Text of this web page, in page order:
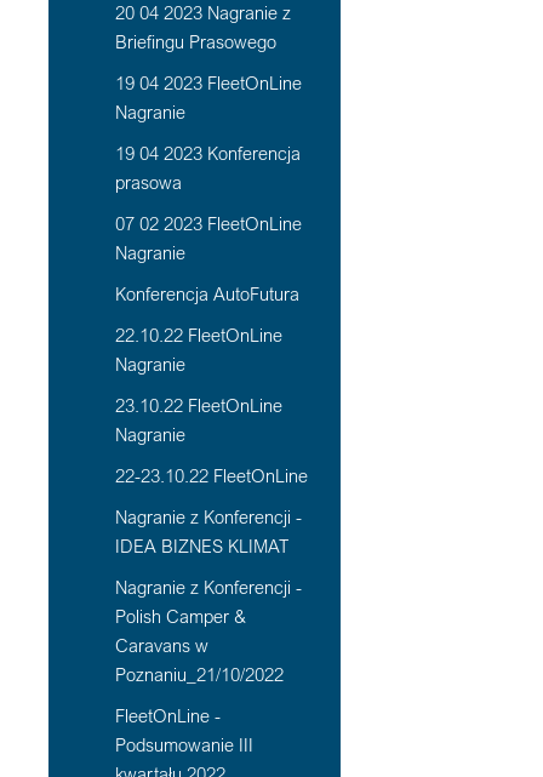
20 04 2023 Nagranie z
Briefingu Prasowego
19 04 2023 FleetOnLine
Nagranie
19 04 2023 Konferencja
prasowa
07 02 2023 FleetOnLine
Nagranie
Konferencja AutoFutura
22.10.22 FleetOnLine
Nagranie
23.10.22 FleetOnLine
Nagranie
22-23.10.22 FleetOnLine
Nagranie z Konferencji -
IDEA BIZNES KLIMAT
Nagranie z Konferencji -
Polish Camper &
Caravans w
Poznaniu_21/10/2022
FleetOnLine -
Podsumowanie III